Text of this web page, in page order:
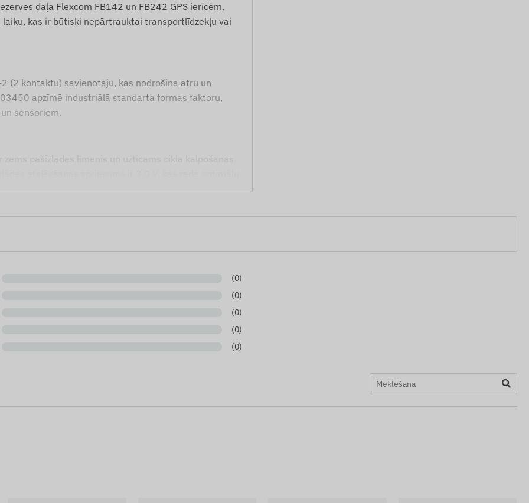
daļa Flexcom FB142 un FB242 GPS ierīcēm.
kas ir būtiski nepārtrauktai transportlīdzekļu vai
(2 kontaktu) savienotāju, kas nodrošina ātru un
apzīmē industriālā standarta formas faktoru,
sensoriem.
atslēgšanas spriegums ir 3,0 V, kas rada optimālu
akumulators un ZHR-2 savienotājs.
polaritāti un fizisko vietu ierīcē.
publicēto informāciju, kas ne vienmēr ir precīza vai
mainīt noteiktus produkta parametrus vai
(0)
(0)
(0)
(0)
(0)